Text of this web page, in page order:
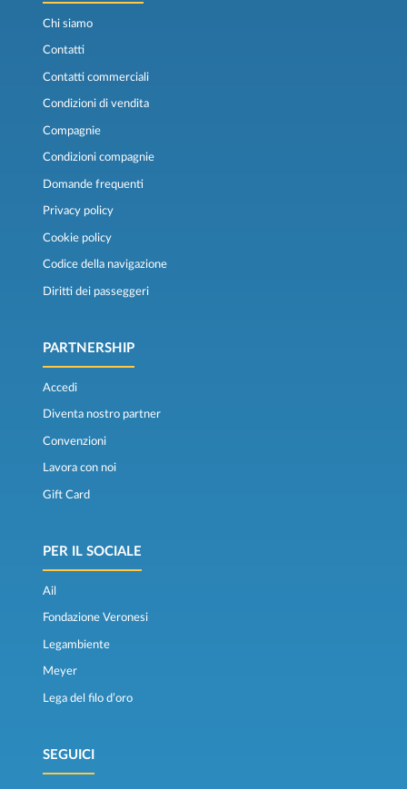
Chi siamo
Contatti
Contatti commerciali
Condizioni di vendita
Compagnie
Condizioni compagnie
Domande frequenti
Privacy policy
Cookie policy
Codice della navigazione
Diritti dei passeggeri
PARTNERSHIP
Accedi
Diventa nostro partner
Convenzioni
Lavora con noi
Gift Card
PER IL SOCIALE
Ail
Fondazione Veronesi
Legambiente
Meyer
Lega del filo d’oro
SEGUICI